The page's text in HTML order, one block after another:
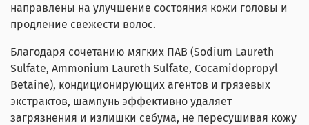
направлены на улучшение состояния кожи головы и
продление свежести волос.
Благодаря сочетанию мягких ПАВ (Sodium Laureth
Sulfate, Ammonium Laureth Sulfate, Cocamidopropyl
Betaine), кондиционирующих агентов и грязевых
экстрактов, шампунь эффективно удаляет
загрязнения и излишки себума, не пересушивая кожу